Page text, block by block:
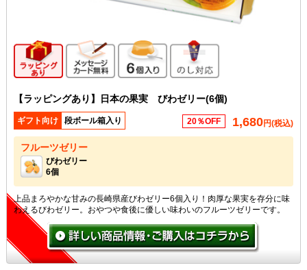
ギフト向け商品メッセージカード無料
6個入り のし対応
【ラッピングあり】日本の果実 びわゼリー(6個)
ギフト向け 段ボール箱入り 20％OFF 1,680円(税込)
フルーツゼリー
びわゼリー
6個
上品まろやかな甘みの長崎県産びわゼリー6個入り！肉厚な果実を存分に味
わえるびわゼリー。おやつや食後に優しい味わいのフルーツゼリーです。